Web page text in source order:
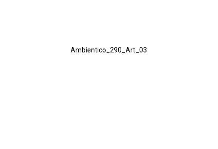
Ambientico_290_Art_03